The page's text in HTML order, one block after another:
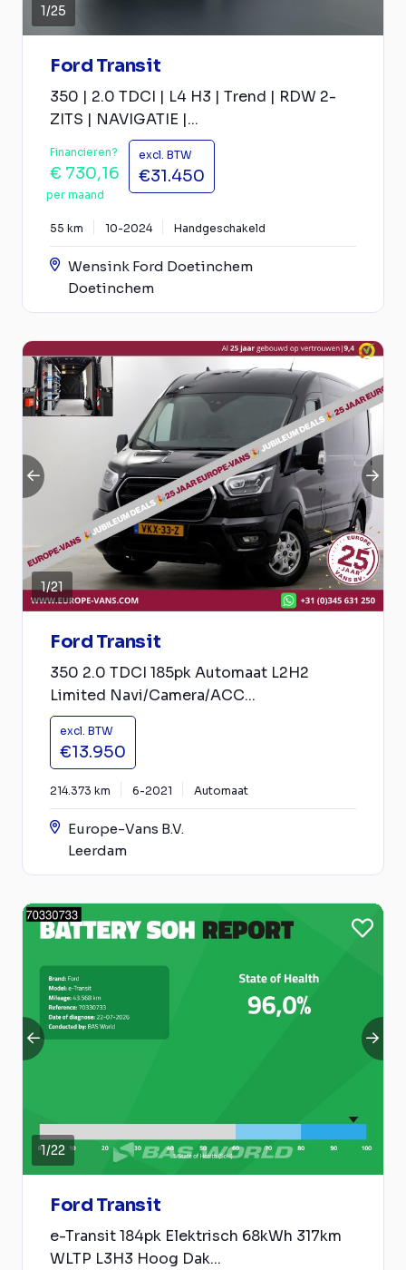
1/25
Ford Transit
350 | 2.0 TDCI | L4 H3 | Trend | RDW 2-
ZITS | NAVIGATIE |...
Financieren?
€ 730,16
per maand
excl. BTW
€31.450
55 km 10-2024 Handgeschakeld
Wensink Ford Doetinchem
Doetinchem
1/21
Ford Transit
350 2.0 TDCI 185pk Automaat L2H2
Limited Navi/Camera/ACC...
excl. BTW
€13.950
214.373 km 6-2021 Automaat
Europe-Vans B.V.
Leerdam
1/22
Ford Transit
e-Transit 184pk Elektrisch 68kWh 317km
WLTP L3H3 Hoog Dak...